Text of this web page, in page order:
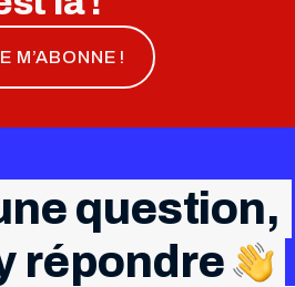
M’ABONNE !
question,
répondre